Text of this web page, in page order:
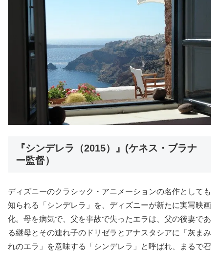
『シンデレラ（2015）』(ケネス・ブラナ
ー監督）
ディズニーのクラシック・アニメーションの名作としても
知られる「シンデレラ」を、ディズニーが新たに実写映画
化。母を病気で、父を事故で失ったエラは、父の後妻であ
る継母とその連れ子のドリゼラとアナスタシアに「灰まみ
れのエラ」を意味する「シンデレラ」と呼ばれ、まるで召